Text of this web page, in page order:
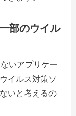
部のウイル
いアプリケー
イルス対策ソ
いと考えるの